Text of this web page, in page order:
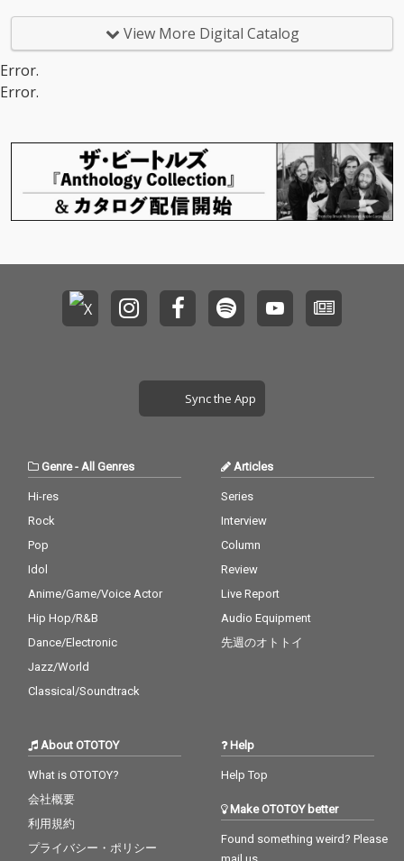
View More Digital Catalog
Error.
Error.
Sync the App
Genre- All Genres
Hi-res
Rock
Pop
Idol
Anime/Game/Voice Actor
Hip Hop/R&B
Dance/Electronic
Jazz/World
Classical/Soundtrack
Articles
Series
Interview
Column
Review
Live Report
Audio Equipment
先週のオトトイ
About OTOTOY
What is OTOTOY?
会社概要
利用規約
プライバシー・ポリシー
Help
Help Top
Make OTOTOY better
Found something weird? Please